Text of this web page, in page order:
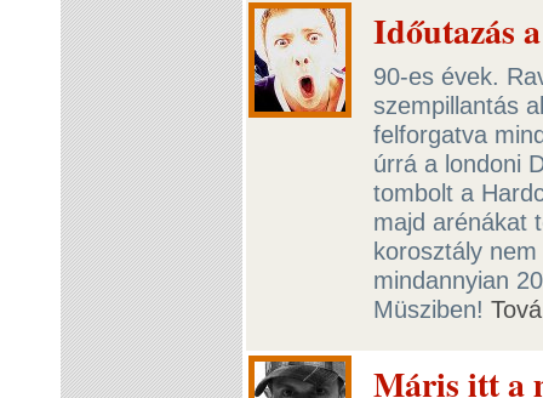
Időutazás
90-es évek.
szempillantás
felforgatva
úrrá a londoni
tombolt a
majd arénákat
korosztály
mindannyian
Müsziben!
Máris itt a